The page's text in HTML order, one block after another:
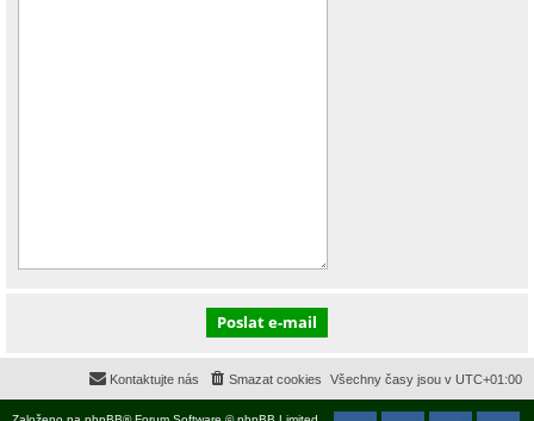
Všechny časy jsou v UTC+01:00
Smazat cookies
Kontaktujte nás